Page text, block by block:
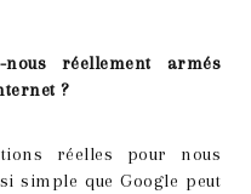
nous réellement armés
?
réelles pour nous
simple que Google peut